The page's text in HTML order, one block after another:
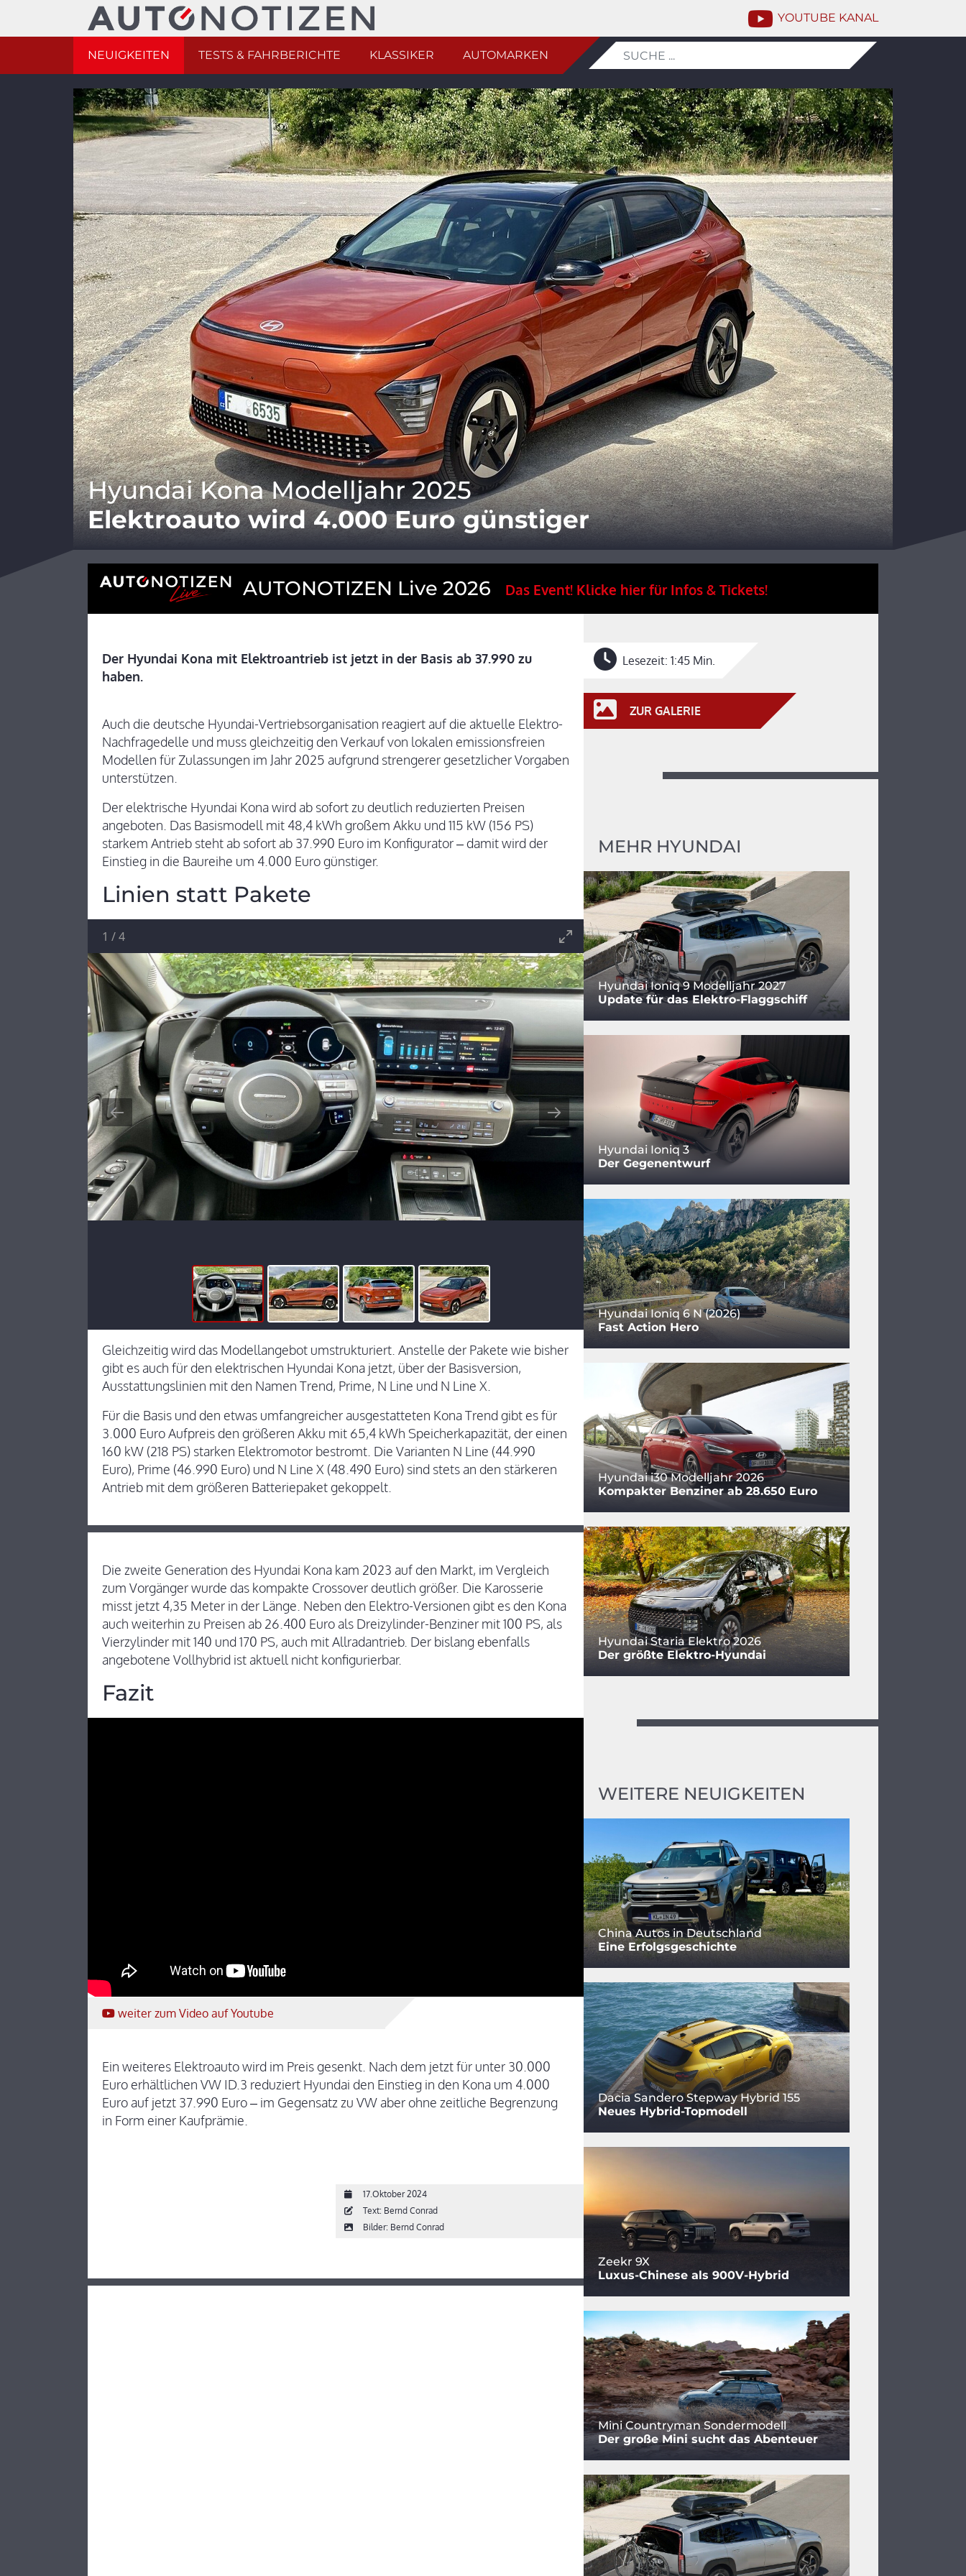
YOUTUBE KANAL
NEUIGKEITEN TESTS & FAHRBERICHTE KLASSIKER AUTOMARKEN
Hyundai Kona Modelljahr 2025
Elektroauto wird 4.000 Euro günstiger
AUTONOTIZEN Live 2026 Das Event! Klicke hier für Infos & Tickets!
Der Hyundai Kona mit Elektroantrieb ist jetzt in der Basis ab 37.990 zu
haben.
Auch die deutsche Hyundai-Vertriebsorganisation reagiert auf die aktuelle Elektro-
Nachfragedelle und muss gleichzeitig den Verkauf von lokalen emissionsfreien
Modellen für Zulassungen im Jahr 2025 aufgrund strengerer gesetzlicher Vorgaben
unterstützen.
Der elektrische Hyundai Kona wird ab sofort zu deutlich reduzierten Preisen
angeboten. Das Basismodell mit 48,4 kWh großem Akku und 115 kW (156 PS)
starkem Antrieb steht ab sofort ab 37.990 Euro im Konfigurator – damit wird der
Einstieg in die Baureihe um 4.000 Euro günstiger.
Linien statt Pakete
1 /4
Gleichzeitig wird das Modellangebot umstrukturiert. Anstelle der Pakete wie bisher
gibt es auch für den elektrischen Hyundai Kona jetzt, über der Basisversion,
Ausstattungslinien mit den Namen Trend, Prime, N Line und N Line X.
Für die Basis und den etwas umfangreicher ausgestatteten Kona Trend gibt es für
3.000 Euro Aufpreis den größeren Akku mit 65,4 kWh Speicherkapazität, der einen
160 kW (218 PS) starken Elektromotor bestromt. Die Varianten N Line (44.990
Euro), Prime (46.990 Euro) und N Line X (48.490 Euro) sind stets an den stärkeren
Antrieb mit dem größeren Batteriepaket gekoppelt.
Die zweite Generation des Hyundai Kona kam 2023 auf den Markt, im Vergleich
zum Vorgänger wurde das kompakte Crossover deutlich größer. Die Karosserie
misst jetzt 4,35 Meter in der Länge. Neben den Elektro-Versionen gibt es den Kona
auch weiterhin zu Preisen ab 26.400 Euro als Dreizylinder-Benziner mit 100 PS, als
Vierzylinder mit 140 und 170 PS, auch mit Allradantrieb. Der bislang ebenfalls
angebotene Vollhybrid ist aktuell nicht konfigurierbar.
Fazit
weiter zum Video auf Youtube
Ein weiteres Elektroauto wird im Preis gesenkt. Nach dem jetzt für unter 30.000
Euro erhältlichen VW ID.3 reduziert Hyundai den Einstieg in den Kona um 4.000
Euro auf jetzt 37.990 Euro – im Gegensatz zu VW aber ohne zeitliche Begrenzung
in Form einer Kaufprämie.
17.Oktober 2024
Text: Bernd Conrad
Bilder: Bernd Conrad
Lesezeit: 1:45 Min.
ZUR GALERIE
MEHR HYUNDAI
Hyundai Ioniq 9 Modelljahr 2027
Update für das Elektro-Flaggschiff
Hyundai Ioniq 3
Der Gegenentwurf
Hyundai Ioniq 6 N (2026)
Fast Action Hero
Hyundai i30 Modelljahr 2026
Kompakter Benziner ab 28.650 Euro
Hyundai Staria Elektro 2026
Der größte Elektro-Hyundai
WEITERE NEUIGKEITEN
China Autos in Deutschland
Eine Erfolgsgeschichte
Dacia Sandero Stepway Hybrid 155
Neues Hybrid-Topmodell
Zeekr 9X
Luxus-Chinese als 900V-Hybrid
Mini Countryman Sondermodell
Der große Mini sucht das Abenteuer